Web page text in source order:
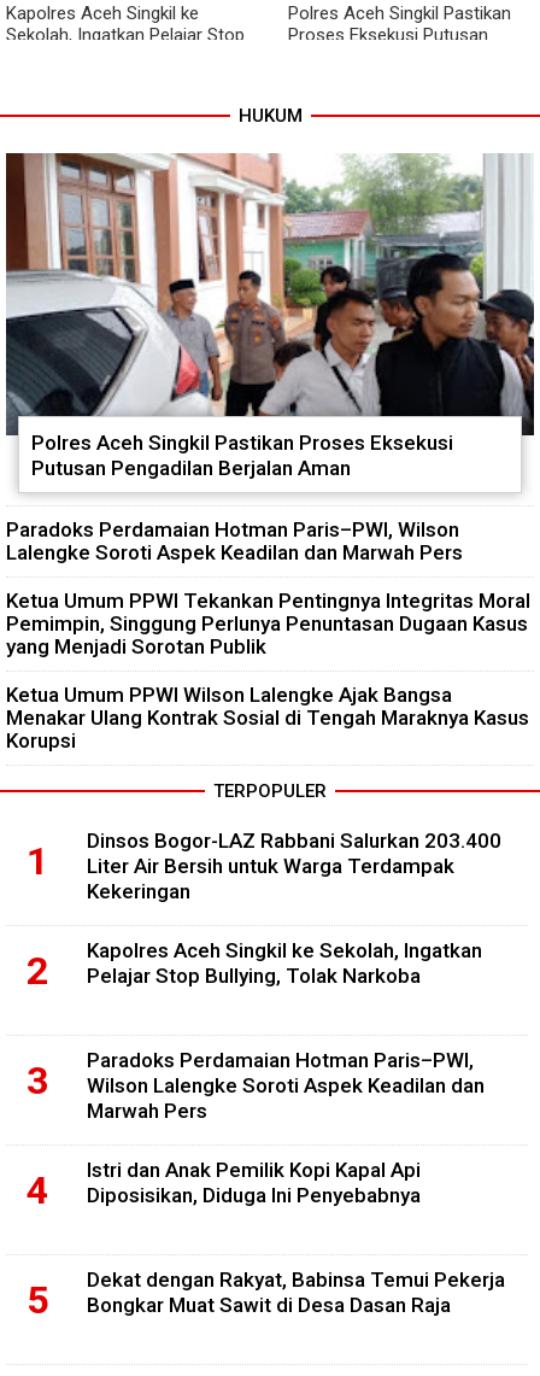
Kapolres Aceh Singkil ke
Sekolah, Ingatkan Pelajar Stop
Polres Aceh Singkil Pastikan
Proses Eksekusi Putusan
HUKUM
Polres Aceh Singkil Pastikan Proses Eksekusi
Putusan Pengadilan Berjalan Aman
Paradoks Perdamaian Hotman Paris–PWI, Wilson
Lalengke Soroti Aspek Keadilan dan Marwah Pers
Ketua Umum PPWI Tekankan Pentingnya Integritas Moral
Pemimpin, Singgung Perlunya Penuntasan Dugaan Kasus
yang Menjadi Sorotan Publik
Ketua Umum PPWI Wilson Lalengke Ajak Bangsa
Menakar Ulang Kontrak Sosial di Tengah Maraknya Kasus
Korupsi
TERPOPULER
Dinsos Bogor-LAZ Rabbani Salurkan 203.400
Liter Air Bersih untuk Warga Terdampak
Kekeringan
Kapolres Aceh Singkil ke Sekolah, Ingatkan
Pelajar Stop Bullying, Tolak Narkoba
Paradoks Perdamaian Hotman Paris–PWI,
Wilson Lalengke Soroti Aspek Keadilan dan
Marwah Pers
Istri dan Anak Pemilik Kopi Kapal Api
Diposisikan, Diduga Ini Penyebabnya
Dekat dengan Rakyat, Babinsa Temui Pekerja
Bongkar Muat Sawit di Desa Dasan Raja